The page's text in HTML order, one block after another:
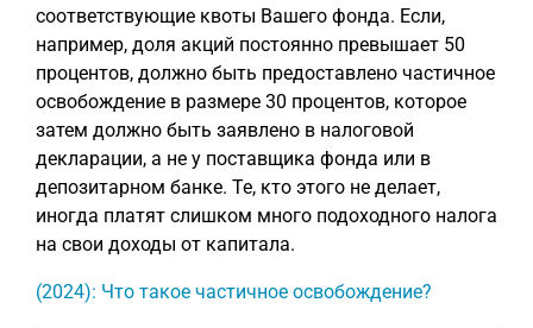
соответствующие квоты Вашего фонда. Если,
например, доля акций постоянно превышает 50
процентов, должно быть предоставлено частичное
освобождение в размере 30 процентов, которое
затем должно быть заявлено в налоговой
декларации, а не у поставщика фонда или в
депозитарном банке. Те, кто этого не делает,
иногда платят слишком много подоходного налога
на свои доходы от капитала.
(2024): Что такое частичное освобождение?